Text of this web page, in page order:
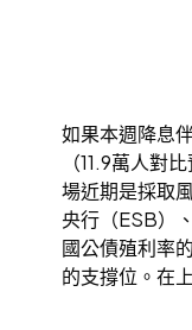
如果本週降息
（11.9萬人
場近期是採取
央行（ESB）
國公債殖利率
的支撐位。在